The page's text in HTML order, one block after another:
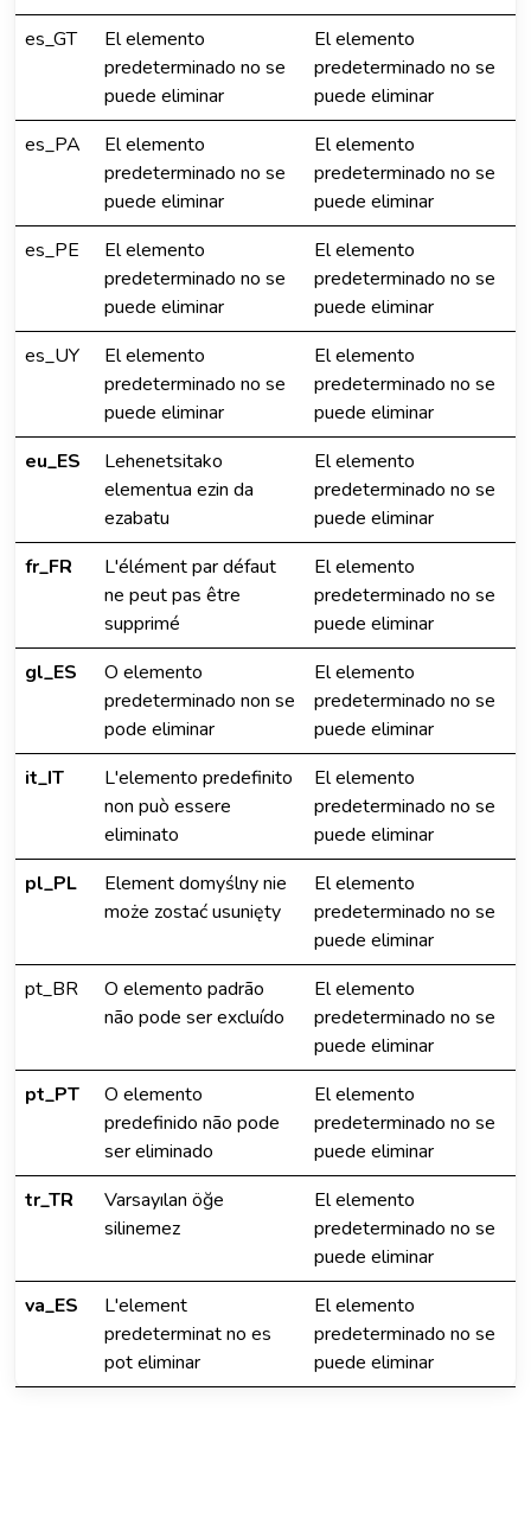
es_GT
El elemento
predeterminado no se
puede eliminar
El elemento
predeterminado no se
puede eliminar
es_PA
El elemento
predeterminado no se
puede eliminar
El elemento
predeterminado no se
puede eliminar
es_PE
El elemento
predeterminado no se
puede eliminar
El elemento
predeterminado no se
puede eliminar
es_UY
El elemento
predeterminado no se
puede eliminar
El elemento
predeterminado no se
puede eliminar
eu_ES
Lehenetsitako
elementua ezin da
ezabatu
El elemento
predeterminado no se
puede eliminar
fr_FR
L'élément par défaut
ne peut pas être
supprimé
El elemento
predeterminado no se
puede eliminar
gl_ES
O elemento
predeterminado non se
pode eliminar
El elemento
predeterminado no se
puede eliminar
it_IT
L'elemento predefinito
non può essere
eliminato
El elemento
predeterminado no se
puede eliminar
pl_PL
Element domyślny nie
może zostać usunięty
El elemento
predeterminado no se
puede eliminar
pt_BR
O elemento padrão
não pode ser excluído
El elemento
predeterminado no se
puede eliminar
pt_PT
O elemento
predefinido não pode
ser eliminado
El elemento
predeterminado no se
puede eliminar
tr_TR
Varsayılan öğe
silinemez
El elemento
predeterminado no se
puede eliminar
va_ES
L'element
predeterminat no es
pot eliminar
El elemento
predeterminado no se
puede eliminar